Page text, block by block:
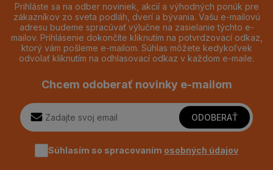
Prihláste sa na odber noviniek, akcií a výhodných ponúk pre
zákazníkov zo sveta podláh, dverí a bývania. Vašu e-mailovú
adresu budeme spracúvať výlučne na zasielanie týchto e-
mailov. Prihlásenie dokončíte kliknutím na potvrdzovací odkaz,
ktorý vám pošleme e-mailom. Súhlas môžete kedykoľvek
odvolať kliknutím na odhlasovací odkaz v každom e-maile.
Chcem odoberať novinky e-mailom
ODOBERAŤ
Súhlasím so spracovaním osobných údajov